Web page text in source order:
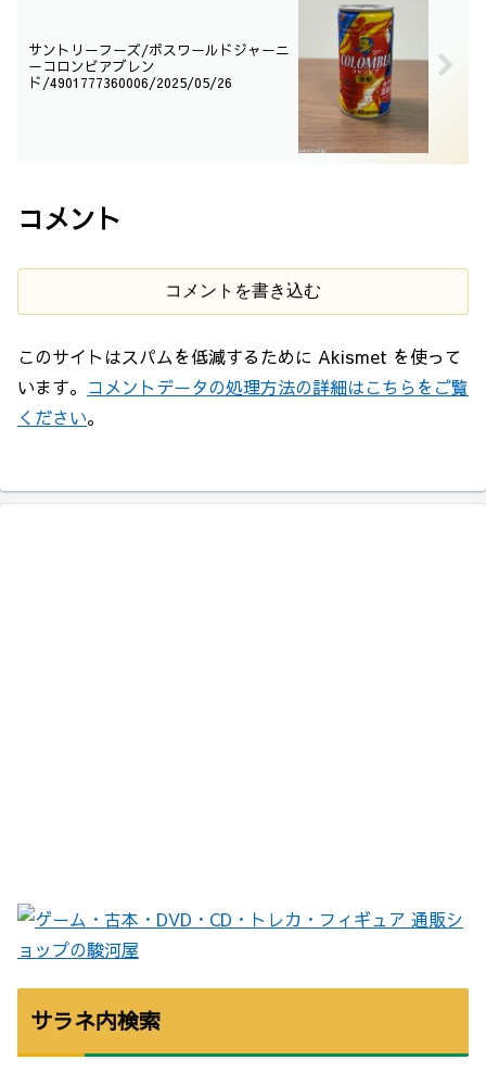
サントリーフーズ/ボスワールドジャーニ
ーコロンビアブレン
ド/4901777360006/2025/05/26
コメント
コメントを書き込む
このサイトはスパムを低減するために Akismet を使って
います。 コメントデータの処理方法の詳細はこちらをご覧
ください。
サラネ内検索